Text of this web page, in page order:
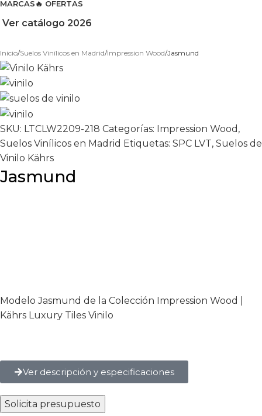
MARCAS🔥 OFERTAS
Ver catálogo 2026
Inicio Suelos Vinílicos en Madrid Impression Wood Jasmund
SKU: LTCLW2209-218 Categorías: Impression Wood ,
Suelos Vinílicos en Madrid Etiquetas: SPC LVT, Suelos de
Vinilo Kährs
Jasmund
Modelo Jasmund de la Colección Impression Wood |
Kährs Luxury Tiles Vinilo
Ver descripción y especificaciones
Solicita presupuesto